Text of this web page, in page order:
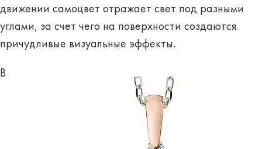
движении самоцвет отражает свет под разными
углами, за счет чего на поверхности создаются
причудливые визуальные эффекты.
В